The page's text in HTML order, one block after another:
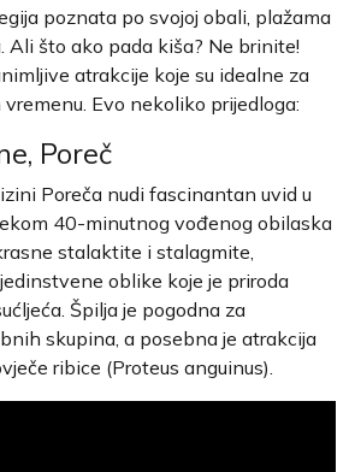
poznata po svojoj obali, plažama
Ali što ako pada kiša? Ne brinite!
atrakcije koje su idealne za
Evo nekoliko prijedloga:
Poreč
Poreča nudi fascinantan uvid u
40-minutnog vođenog obilaska
stalaktite i stalagmite,
oblike koje je priroda
Špilja je pogodna za
skupina, a posebna je atrakcija
ribice (Proteus anguinus).